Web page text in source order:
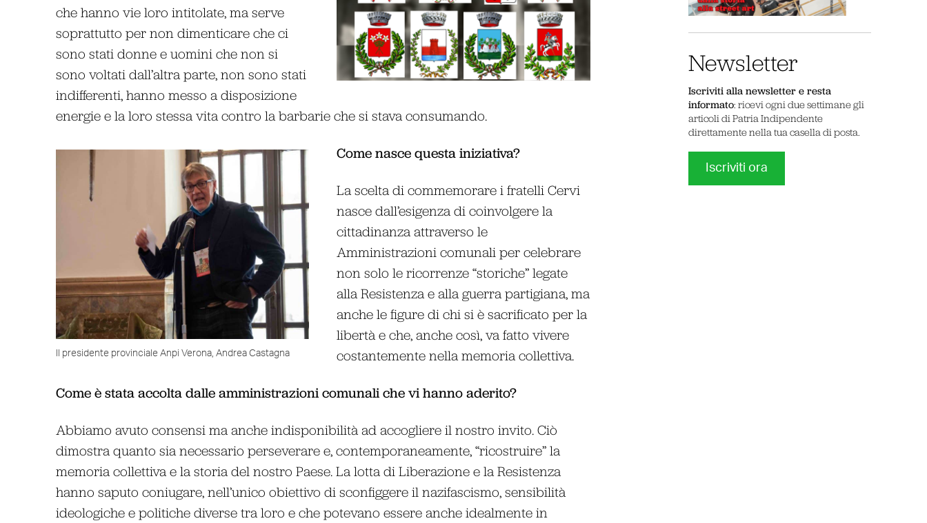
che hanno vie loro intitolate, ma serve
soprattutto per non dimenticare che ci
sono stati donne e uomini che non si
sono voltati dall’altra parte, non sono stati
indifferenti, hanno messo a disposizione
energie e la loro stessa vita contro la barbarie che si stava consumando.
Il presidente provinciale Anpi Verona, Andrea Castagna
Come nasce questa iniziativa?
La scelta di commemorare i fratelli Cervi
nasce dall’esigenza di coinvolgere la
cittadinanza attraverso le
Amministrazioni comunali per celebrare
non solo le ricorrenze “storiche” legate
alla Resistenza e alla guerra partigiana, ma
anche le figure di chi si è sacrificato per la
libertà e che, anche così, va fatto vivere
costantemente nella memoria collettiva.
Come è stata accolta dalle amministrazioni comunali che vi hanno aderito?
Abbiamo avuto consensi ma anche indisponibilità ad accogliere il nostro invito. Ciò
dimostra quanto sia necessario perseverare e, contemporaneamente, “ricostruire” la
memoria collettiva e la storia del nostro Paese. La lotta di Liberazione e la Resistenza
hanno saputo coniugare, nell’unico obiettivo di sconfiggere il nazifascismo, sensibilità
ideologiche e politiche diverse tra loro e che potevano essere anche idealmente in
Newsletter
Iscriviti alla newsletter e resta
informato: ricevi ogni due settimane gli
articoli di Patria Indipendente
direttamente nella tua casella di posta.
Iscriviti ora